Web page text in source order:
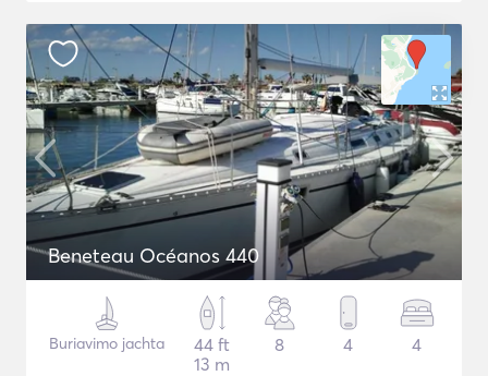
Beneteau Océanos 440
Buriavimo jachta
44 ft
13 m
8 4 4